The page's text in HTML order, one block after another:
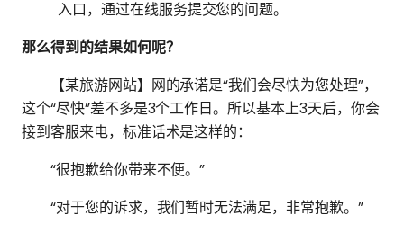
入口，通过在线服务提交您的问题。
那么得到的结果如何呢？
【某旅游网站】网的承诺是“我们会尽快为您处理”，
这个“尽快”差不多是3个工作日。所以基本上3天后，你会
接到客服来电，标准话术是这样的：
“很抱歉给你带来不便。”
“对于您的诉求，我们暂时无法满足，非常抱歉。”